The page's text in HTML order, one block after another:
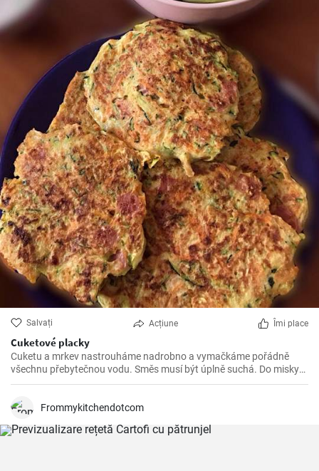
Salvați Acțiune Îmi place
Cuketové placky
Cuketu a mrkev nastrouháme nadrobno a vymačkáme pořádně
všechnu přebytečnou vodu. Směs musí být úplně suchá. Do misky
přidáme k zelenině dvě vajíčka, mouku a nadrobno nakrájenou
promícháme. Lžící dávkujeme směs na rozpálenou pánev s olejem a
strany. Můžeme podávat s jogurtovým dipem nebo cottage sýrem.
Frommykitchendotcom